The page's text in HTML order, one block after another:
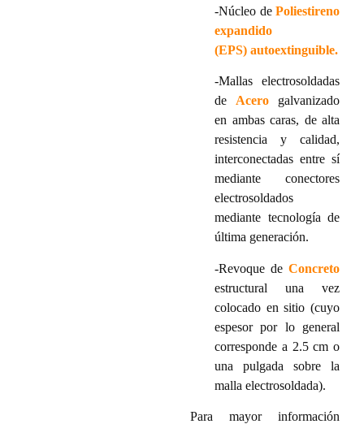
-Núcleo de Poliestireno
expandido
(EPS) autoextinguible.
-Mallas electrosoldadas
de Acero galvanizado
en ambas caras, de alta
resistencia y calidad,
interconectadas entre sí
mediante conectores
electrosoldados
mediante tecnología de
última generación.
-Revoque de Concreto
estructural una vez
colocado en sitio (cuyo
espesor por lo general
corresponde a 2.5 cm o
una pulgada sobre la
malla electrosoldada).
Para mayor información